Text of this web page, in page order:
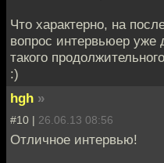
Что характерно, на
вопрос интервьюер уже
такого
:)
hgh »
#10 | 26.06.13 08:56
Отличное интервью!